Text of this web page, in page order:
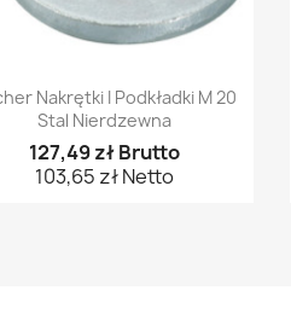
Szybki podgląd
Nakrętki I Podkładki M 20
Stal Nierdzewna
127,49 zł Brutto
103,65 zł Netto